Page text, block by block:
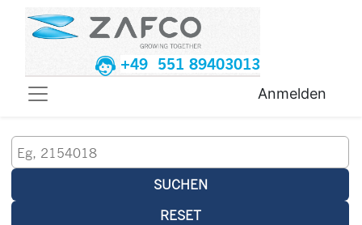
+49 551 89403013
Anmelden
SUCHEN
RESET